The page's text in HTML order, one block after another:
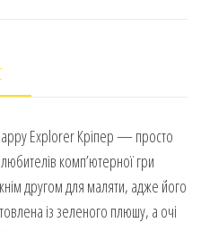
Explorer Кріпер — просто
комп’ютерної гри
другом для маляти, адже його
із зеленого плюшу, а очі